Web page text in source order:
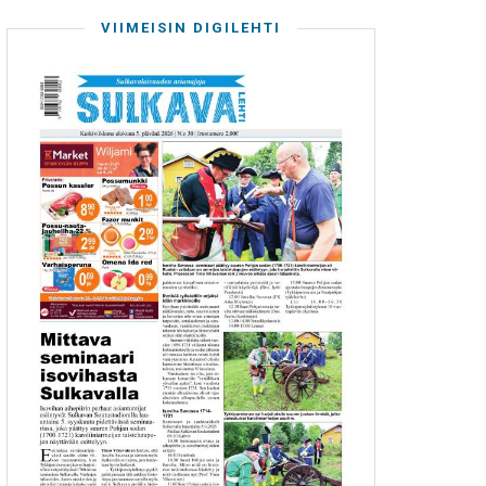
VIIMEISIN DIGILEHTI